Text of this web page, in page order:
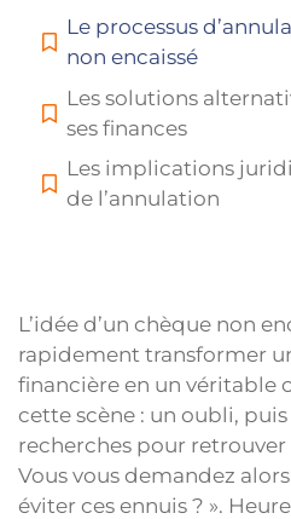
Le processus
non encaissé
Les solutions
ses finances
Les implications
de l’annulation
L’idée d’un chèque non
rapidement transformer
financière en un véritable
cette scène : un oubli,
recherches pour
Vous vous demandez
éviter ces ennuis ? ».